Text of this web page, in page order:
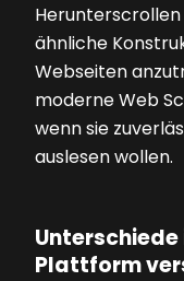
ähnliche
Webseiten
moderne Web
wenn sie
auslesen wollen.
­Plattform